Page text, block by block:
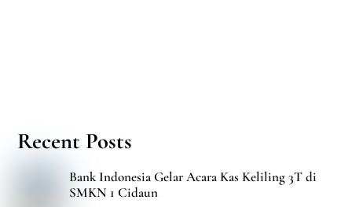
Recent Posts
Bank Indonesia Gelar Acara Kas Keliling 3T di
SMKN 1 Cidaun